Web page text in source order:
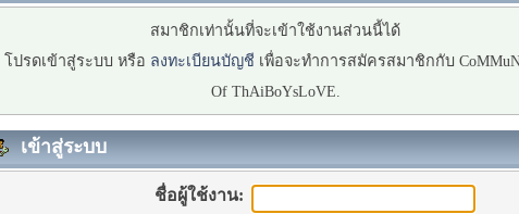
สมาชิกเท่านั้นที่จะเข้าใช้งานส่วนนี้ได้
โปรดเข้าสู่ระบบ หรือ ลงทะเบียนบัญชี เพื่อจะทำการสมัครสมาชิกกับ
Of ThAiBoYsLoVE.
เข้าสู่ระบบ
ชื่อผู้ใช้งาน: